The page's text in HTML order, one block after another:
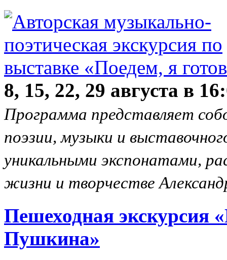
8, 15, 22, 29 августа в
Программа представляет
поэзии, музыки и
уникальными экспонатами,
жизни и творчестве
Пешеходная экскурсия
Пушкина»